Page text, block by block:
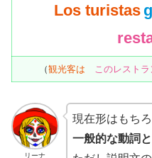
Los turistas
（観光客は このレスト
リーナ
現在形はもち
一般的な動詞